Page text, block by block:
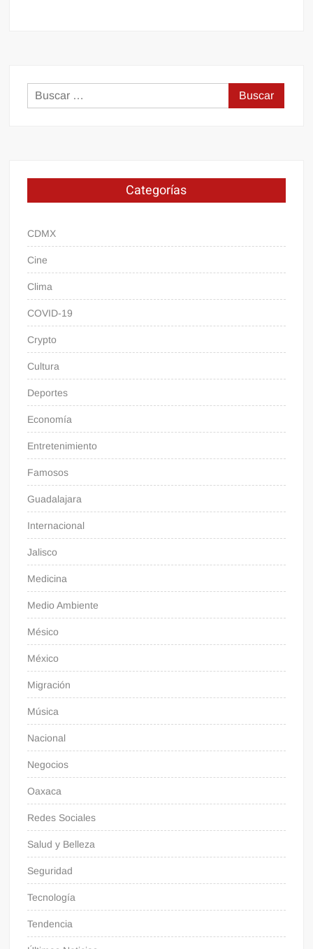
Buscar:
Categorías
CDMX
Cine
Clima
COVID-19
Crypto
Cultura
Deportes
Economía
Entretenimiento
Famosos
Guadalajara
Internacional
Jalisco
Medicina
Medio Ambiente
Mésico
México
Migración
Música
Nacional
Negocios
Oaxaca
Redes Sociales
Salud y Belleza
Seguridad
Tecnología
Tendencia